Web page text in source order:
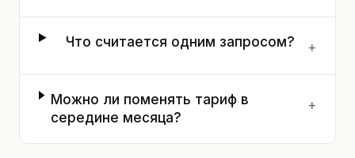
Что считается одним запросом? +
Можно ли поменять тариф в
середине месяца?
+